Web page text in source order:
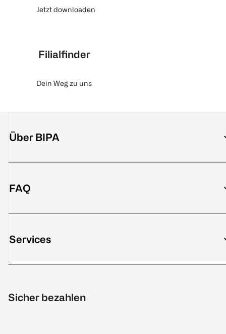
Jetzt downloaden
Filialfinder
Dein Weg zu uns
Über BIPA
FAQ
Services
Sicher bezahlen